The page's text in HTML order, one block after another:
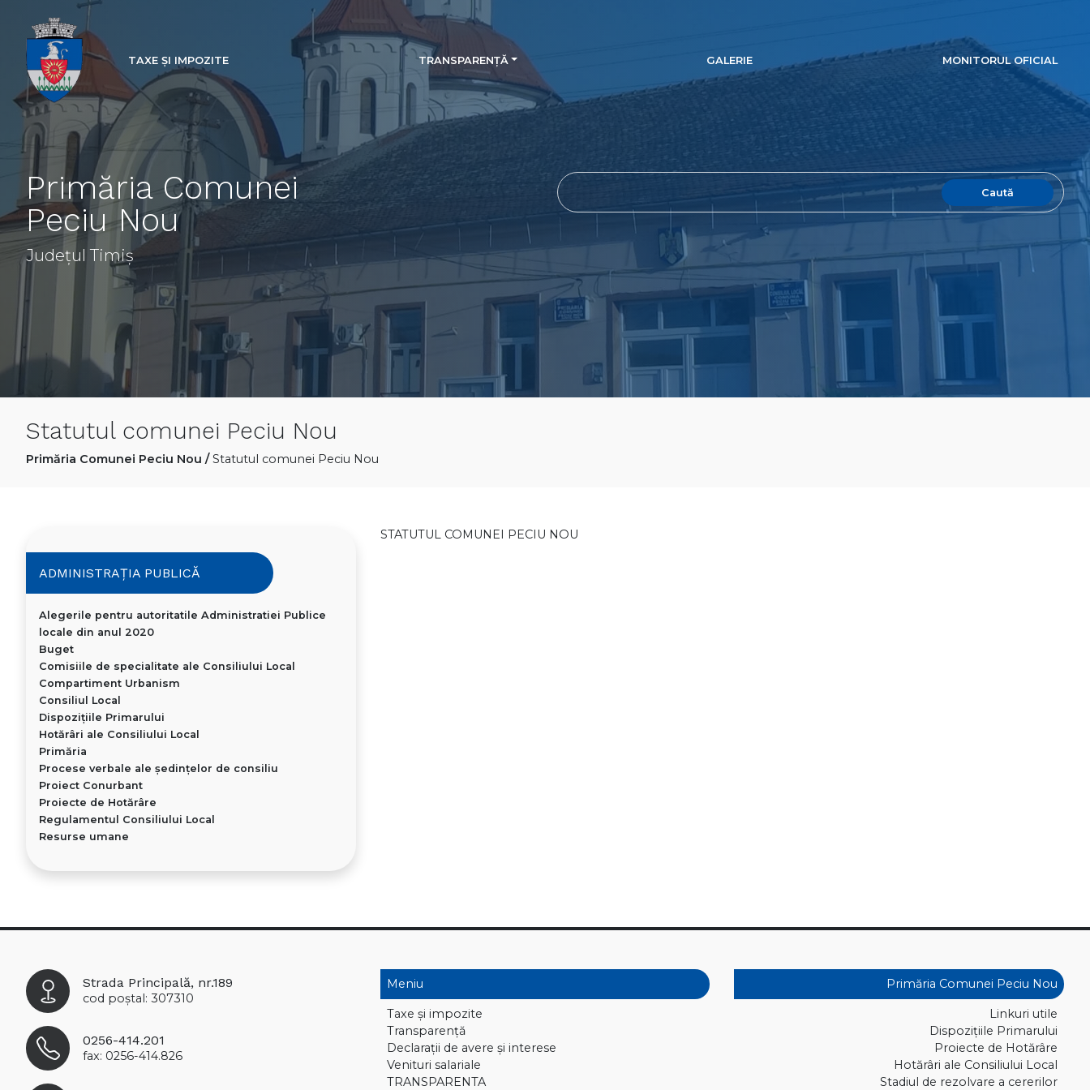
TAXE ȘI IMPOZITE TRANSPARENȚĂ GALERIE MONITORUL OFICIAL
Primăria Comunei
Peciu Nou
Județul Timiș
Caută
Statutul comunei Peciu Nou
Primăria Comunei Peciu Nou /Statutul comunei Peciu Nou
ADMINISTRAȚIA PUBLICĂ
Alegerile pentru autoritatile Administratiei Publice
locale din anul 2020
Buget
Comisiile de specialitate ale Consiliului Local
Compartiment Urbanism
Consiliul Local
Dispoziţiile Primarului
Hotărâri ale Consiliului Local
Primăria
Procese verbale ale ședințelor de consiliu
Proiect Conurbant
Proiecte de Hotărâre
Regulamentul Consiliului Local
Resurse umane
STATUTUL COMUNEI PECIU NOU
Strada Principală, nr.189
cod poștal: 307310
0256-414.201
fax: 0256-414.826
Meniu
Taxe și impozite
Transparență
Declaraţii de avere și interese
Venituri salariale
TRANSPARENTA
Primăria Comunei Peciu Nou
Linkuri utile
Dispoziţiile Primarului
Proiecte de Hotărâre
Hotărâri ale Consiliului Local
Stadiul de rezolvare a cererilor